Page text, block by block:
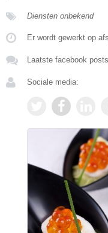
Diensten onbekend
Er wordt gewerkt op
Laatste facebook posts
Sociale media: